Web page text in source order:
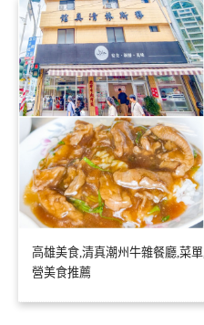
高雄美食,清真潮州牛雜餐廳,菜
營美食推薦